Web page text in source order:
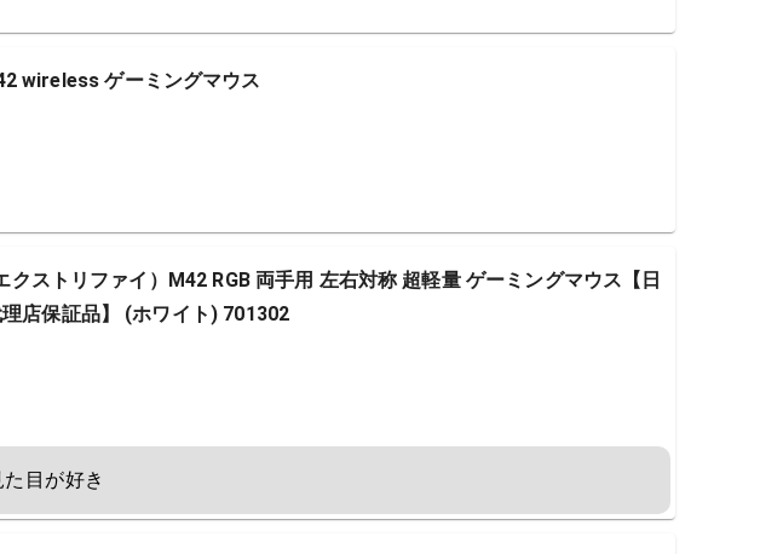
wireless ゲーミングマウス
ストリファイ）M42 RGB 両手用 左右対称 超軽量 ゲーミングマウス【日
店保証品】 (ホワイト) 701302
目が好き